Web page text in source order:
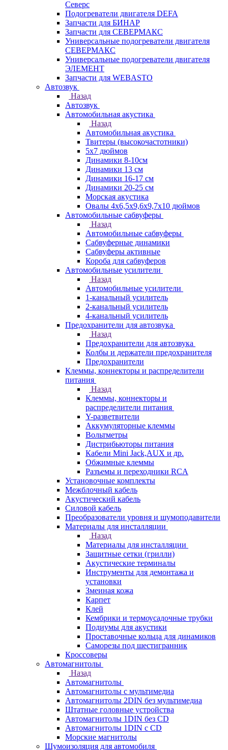
Северс
Подогреватели двигателя DEFA
Запчасти для БИНАР
Запчасти для СЕВЕРМАКС
Универсальные подогреватели двигателя
СЕВЕРМАКС
Универсальные подогреватели двигателя
ЭЛЕМЕНТ
Запчасти для WEBASTO
Автозвук
Назад
Автозвук
Автомобильная акустика
Назад
Автомобильная акустика
Твитеры (высокочастотники)
5x7 дюймов
Динамики 8-10см
Динамики 13 см
Динамики 16-17 см
Динамики 20-25 см
Морская акустика
Овалы 4х6,5х9,6x9,7х10 дюймов
Автомобильные сабвуферы
Назад
Автомобильные сабвуферы
Сабвуферные динамики
Сабвуферы активные
Короба для сабвуферов
Автомобильные усилители
Назад
Автомобильные усилители
1-канальный усилитель
2-канальный усилитель
4-канальный усилитель
Предохранители для автозвука
Назад
Предохранители для автозвука
Колбы и держатели предохранителя
Предохранители
Клеммы, коннекторы и распределители
питания
Назад
Клеммы, коннекторы и
распределители питания
Y-разветвители
Аккумуляторные клеммы
Вольтметры
Дистрибьюторы питания
Кабели Mini Jack,AUX и др.
Обжимные клеммы
Разъемы и переходники RCA
Установочные комплекты
Межблочный кабель
Акустический кабель
Силовой кабель
Преобразователи уровня и шумоподавители
Материалы для инсталляции
Назад
Материалы для инсталляции
Защитные сетки (грилли)
Акустические терминалы
Инструменты для демонтажа и
установки
Змеиная кожа
Карпет
Клей
Кембрики и термоусадочные трубки
Подиумы для акустики
Проставочные кольца для динамиков
Саморезы под шестигранник
Кроссоверы
Автомагнитолы
Назад
Автомагнитолы
Автомагнитолы с мультимедиа
Автомагнитолы 2DIN без мультимедиа
Штатные головные устройства
Автомагнитолы 1DIN без CD
Автомагнитолы 1DIN с CD
Морские магнитолы
Шумоизоляция для автомобиля